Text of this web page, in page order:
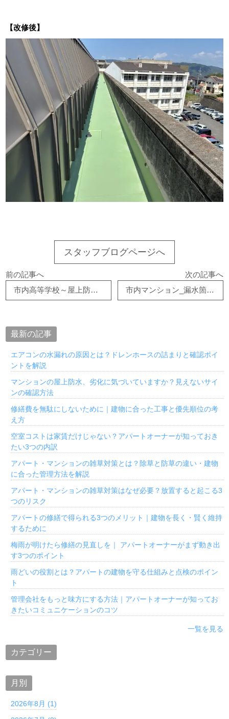
【改修後】
スタッフブログページへ
前の記事へ
市内高等学校～屋上防水改修工事①～
次の記事へ
市内マンション_漏水箇所調査
最新の記事
エアコンの水漏れの原因とは？ドレンホースの詰まりと確認ポイ
ントを解説
マンションの屋上防水、劣化に気づいていますか？見えないサイ
ンの確認方法
修繕費を無駄にしないために｜建物に合った工事と優先順位の考
え方
空室コストは家賃だけじゃない？アパートオーナーが知っておき
たい3つの内訳
アパート・マンションの雑草対策とは？除草と防草の違い・建物
に合った管理方法を解説
アパート・マンションの雑草対策はなぜ必要？放置すると起こる3
つのリスク
アパートの修繕で得られる3つのメリット｜建物を長く・賢く維持
するために
梅雨が明けたら修繕の見直しを｜ アパートオーナーがまず動き出
す3つのポイント
雨どいの役割とは？アパートの建物を守る仕組みと点検のポイン
ト
管理会社をもっと味方にする方法｜アパートオーナーが知ってお
きたいコミュニケーションのコツ
一覧を見る
カテゴリー
月別
2026年8月 (1)